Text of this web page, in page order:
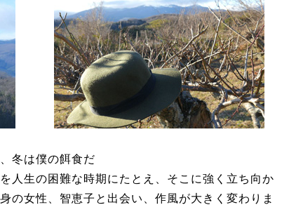
の力、冬は僕の餌食だ
人生の困難な時期にたとえ、そこに強く立ち向か
の女性、智恵子と出会い、作風が大きく変わりま